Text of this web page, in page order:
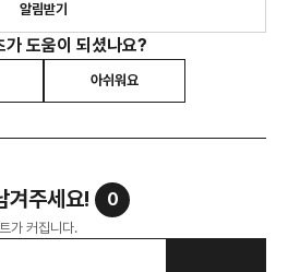
알림받기
가 도움이 되셨나요?
아쉬워요
겨주세요! 0
가 커집니다.